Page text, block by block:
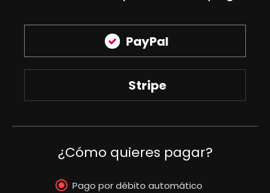
PayPal
Stripe
¿Cómo quieres pagar?
Pago por débito automático